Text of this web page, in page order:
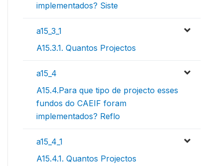
implementados? Siste
a15_3_1
A15.3.1. Quantos Projectos
a15_4
A15.4.Para que tipo de projecto esses
fundos do CAEIF foram
implementados? Reflo
a15_4_1
A15.4.1. Quantos Projectos